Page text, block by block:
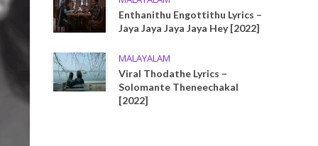
Enthanithu Engottithu Lyrics –
Jaya Jaya Jaya Jaya Hey [2022]
MALAYALAM
Viral Thodathe Lyrics –
Solomante Theneechakal
[2022]